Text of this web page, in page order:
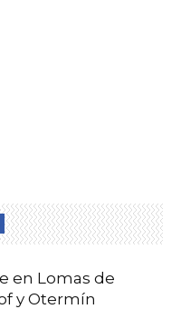
en Lomas de
y Otermín